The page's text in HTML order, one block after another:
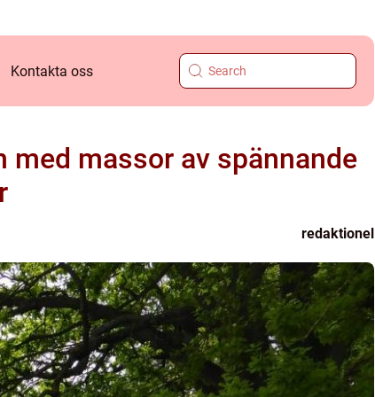
Kontakta oss
med massor av spännande
redaktionel